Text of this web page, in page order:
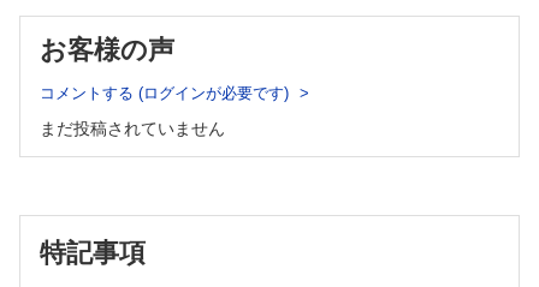
8. 腎臓病【宮島 功】
9. 消化器・肝胆膵疾患【山本憲彦】
10. 周術期の栄養管理【松井亮太】
11. 敗血症性ショック（重症患者）【中村謙介】
12. 肥満と糖尿病【森内昭江，有森春香】
お客様の声
コメントする (ログインが必要です)
まだ投稿されていません
特記事項